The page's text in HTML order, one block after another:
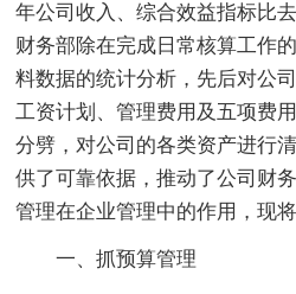
年公司收入、综合效益指标比
财务部除在完成日常核算工作
料数据的统计分析，先后对公
工资计划、管理费用及五项费
分劈，对公司的各类资产进行
供了可靠依据，推动了公司财
管理在企业管理中的作用，现
一、抓预算管理